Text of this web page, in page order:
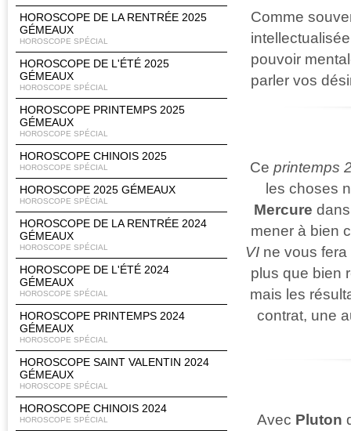
HOROSCOPE DE LA RENTRÉE 2025
GÉMEAUX
HOROSCOPE SPÉCIAL
HOROSCOPE DE L'ÉTÉ 2025
GÉMEAUX
HOROSCOPE SPÉCIAL
HOROSCOPE PRINTEMPS 2025
GÉMEAUX
HOROSCOPE SPÉCIAL
HOROSCOPE CHINOIS 2025
HOROSCOPE SPÉCIAL
HOROSCOPE 2025 GÉMEAUX
HOROSCOPE SPÉCIAL
HOROSCOPE DE LA RENTRÉE 2024
GÉMEAUX
HOROSCOPE SPÉCIAL
HOROSCOPE DE L'ÉTÉ 2024
GÉMEAUX
HOROSCOPE SPÉCIAL
HOROSCOPE PRINTEMPS 2024
GÉMEAUX
HOROSCOPE SPÉCIAL
HOROSCOPE SAINT VALENTIN 2024
GÉMEAUX
HOROSCOPE SPÉCIAL
HOROSCOPE CHINOIS 2024
HOROSCOPE SPÉCIAL
Comme
pouvoir
parler vos
Ceprintemps
les choses
Mercure
mener à bien
VI ne vous
plus que bien
mais les
contrat, une
Avec Pluton